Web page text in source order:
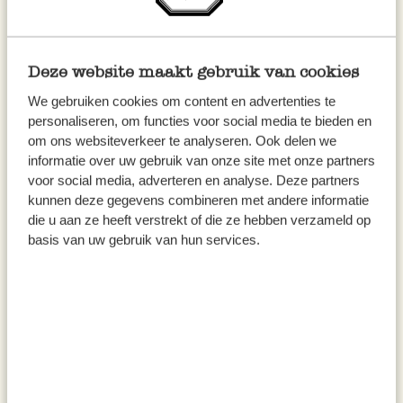
Deze website maakt gebruik van cookies
We gebruiken cookies om content en advertenties te
personaliseren, om functies voor social media te bieden en
om ons websiteverkeer te analyseren. Ook delen we
informatie over uw gebruik van onze site met onze partners
voor social media, adverteren en analyse. Deze partners
kunnen deze gegevens combineren met andere informatie
die u aan ze heeft verstrekt of die ze hebben verzameld op
basis van uw gebruik van hun services.
Geschenkpapier, dekorativ, 70
x 250 cm,
1,47
0,59 / l
Geschenkpapier, Sinterklaas, 70
x 250 cm
2,95
1,18 / l